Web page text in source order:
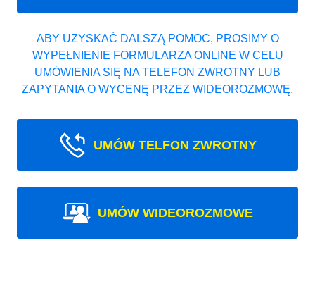
ABY UZYSKAĆ DALSZĄ POMOC, PROSIMY O
WYPEŁNIENIE FORMULARZA ONLINE W CELU
UMÓWIENIA SIĘ NA TELEFON ZWROTNY LUB
ZAPYTANIA O WYCENĘ PRZEZ WIDEOROZMOWĘ.
UMÓW TELFON ZWROTNY
UMÓW WIDEOROZMOWE